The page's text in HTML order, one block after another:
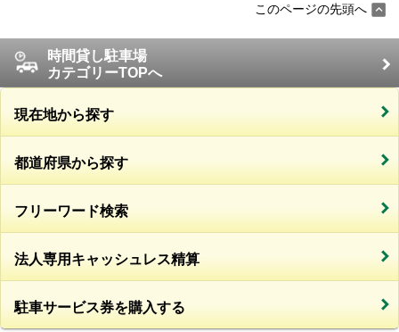
このページの先頭へ
時間貸し駐車場
カテゴリーTOPへ
現在地から探す
都道府県から探す
フリーワード検索
法人専用キャッシュレス精算
駐車サービス券を購入する